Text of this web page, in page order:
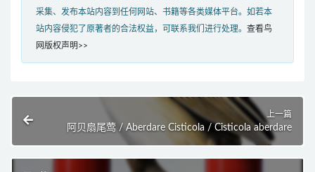
采集、发布本站内容到任何网站、书籍等各类媒体平台。如若本
站内容侵犯了原著者的合法权益，可联系我们进行处理。 查看鸟
网版权声明>>
上一篇
阿贝扇尾莺 / Aberdare Cisticola / Cisticola aberdare